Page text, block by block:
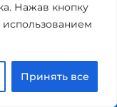
Нажав кнопку
использованием
Принять все
0 шт.